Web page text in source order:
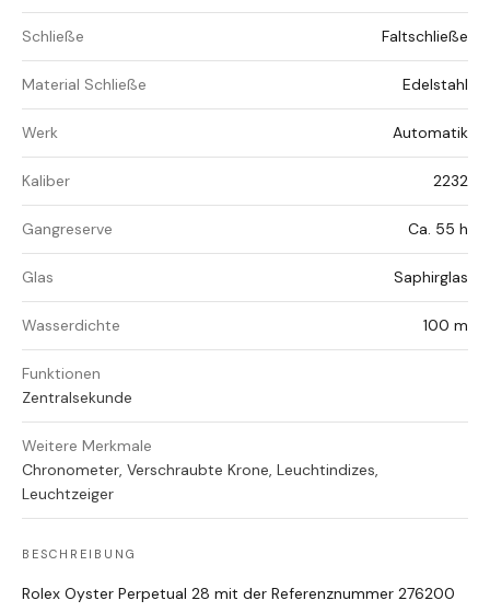
Schließe Faltschließe
Material Schließe Edelstahl
Werk Automatik
Kaliber 2232
Gangreserve Ca. 55 h
Glas Saphirglas
Wasserdichte 100 m
Funktionen
Zentralsekunde
Weitere Merkmale
Chronometer, Verschraubte Krone, Leuchtindizes,
Leuchtzeiger
BESCHREIBUNG
Rolex Oyster Perpetual 28 mit der Referenznummer 276200